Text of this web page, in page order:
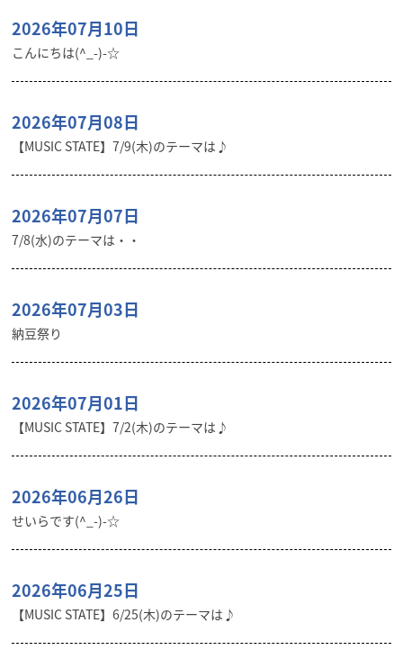
2026年07月10日
こんにちは(^_-)-☆
2026年07月08日
【MUSIC STATE】7/9(木)のテーマは♪
2026年07月07日
7/8(水)のテーマは・・
2026年07月03日
納豆祭り
2026年07月01日
【MUSIC STATE】7/2(木)のテーマは♪
2026年06月26日
せいらです(^_-)-☆
2026年06月25日
【MUSIC STATE】6/25(木)のテーマは♪